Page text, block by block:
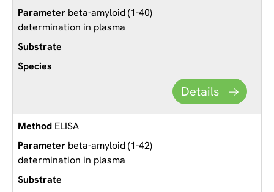
beta-amyloid (1-40)
determination in plasma
Details
ELISA
beta-amyloid (1-42)
determination in plasma